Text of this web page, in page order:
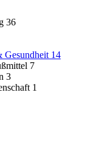
36
Gesundheit 14
7
3
1